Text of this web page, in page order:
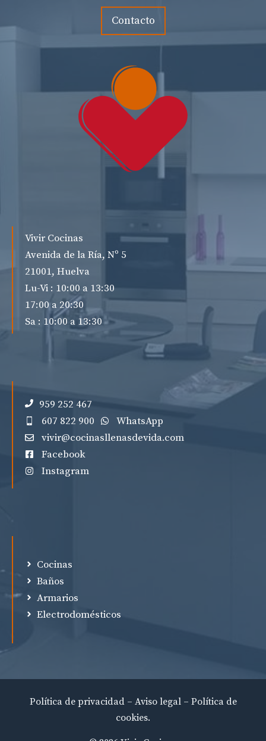
Contacto
Vivir Cocinas
Avenida de la Ría, Nº 5
21001, Huelva
Lu-Vi : 10:00 a 13:30
17:00 a 20:30
Sa : 10:00 a 13:30
959 252 467
607 822 900
WhatsApp
vivir@cocinasllenasdevida.com
Facebook
Instagram
Cocinas
Baños
Armarios
Electrodomésticos
Política de privacidad – Aviso legal – Política de
cookies.